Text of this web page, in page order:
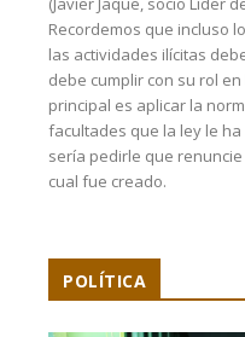
Recordemos que incluso
las actividades ilícitas
debe cumplir con su rol
principal es aplicar la
facultades que la ley le
sería pedirle que
cual fue creado.
POLÍTICA